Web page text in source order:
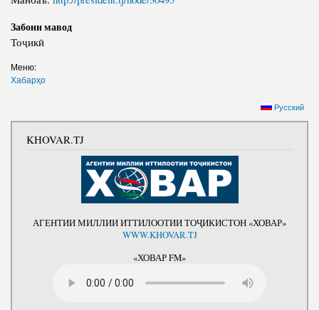
Забони мавод
Тоҷикӣ
Меню:
Хабарҳо
Русский
KHOVAR.TJ
АГЕНТИИ МИЛЛИИ ИТТИЛООТИИ ТОҶИКИСТОН «ХОВАР»
WWW.KHOVAR.TJ
«ХОВАР FM»